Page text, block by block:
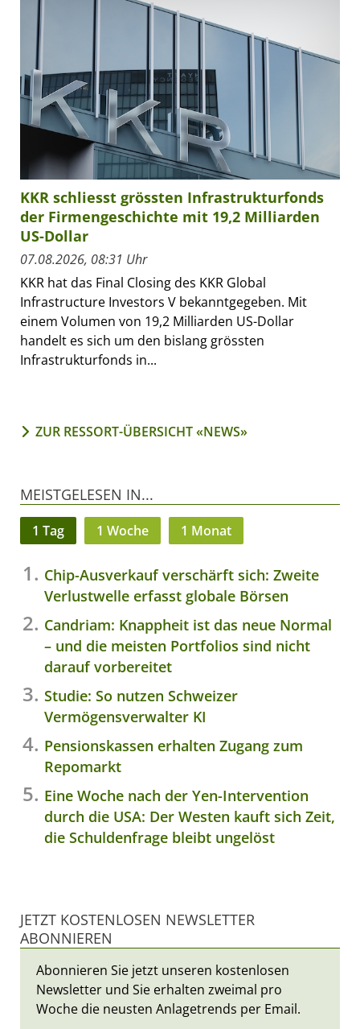
KKR schliesst grössten Infrastrukturfonds
der Firmengeschichte mit 19,2 Milliarden
US-Dollar
07.08.2026, 08:31 Uhr
KKR hat das Final Closing des KKR Global
Infrastructure Investors V bekanntgegeben. Mit
einem Volumen von 19,2 Milliarden US-Dollar
handelt es sich um den bislang grössten
Infrastrukturfonds in...
ZUR RESSORT-ÜBERSICHT «NEWS»
MEISTGELESEN IN...
1 Tag 1 Woche 1 Monat
Chip-Ausverkauf verschärft sich: Zweite
Verlustwelle erfasst globale Börsen
Candriam: Knappheit ist das neue Normal
– und die meisten Portfolios sind nicht
darauf vorbereitet
Studie: So nutzen Schweizer
Vermögensverwalter KI
Pensionskassen erhalten Zugang zum
Repomarkt
Eine Woche nach der Yen-Intervention
durch die USA: Der Westen kauft sich Zeit,
die Schuldenfrage bleibt ungelöst
JETZT KOSTENLOSEN NEWSLETTER
ABONNIEREN
Abonnieren Sie jetzt unseren kostenlosen
Newsletter und Sie erhalten zweimal pro
Woche die neusten Anlagetrends per Email.